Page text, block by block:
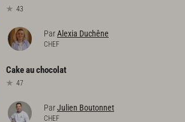
43
ParAlexia Duchêne
CHEF
Cakeauchocolat
47
ParJulien Boutonnet
CHEF